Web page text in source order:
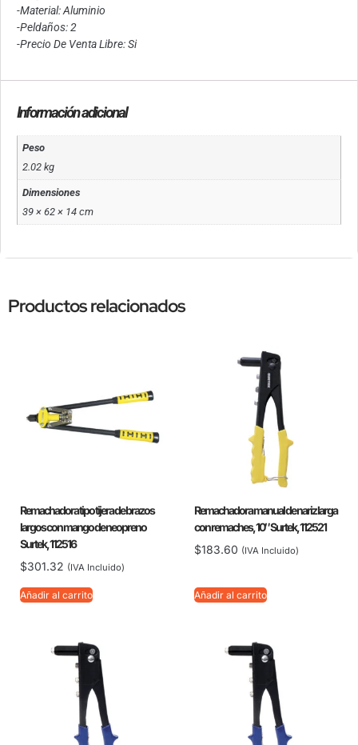
-Material: Aluminio
-Peldaños: 2
-Precio De Venta Libre: Si
Información adicional
Peso
2.02 kg
Dimensiones
39 × 62 × 14 cm
Productos relacionados
Remachadora tipo tijera de brazos
largos con mango de neopreno
Surtek, 112516
$301.32 (IVA Incluido)
Añadir al carrito
Remachadora manual de nariz larga
con remaches, 10″ Surtek, 112521
$183.60 (IVA Incluido)
Añadir al carrito